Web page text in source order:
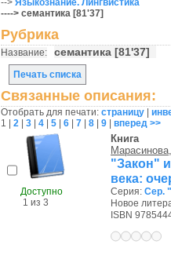
--> Языкознание. Лингвистика
----> семантика [81'37]
Рубрика
Название: семантика [81'37]
Печать списка
Связанные описания:
Отобрать для печати: страницу
1
2 3 4 5 6 7 8 9 вперед >>
Доступно
1 из 3
Книга
"Закон"
века:
Серия: Сер.
Новое
ISBN